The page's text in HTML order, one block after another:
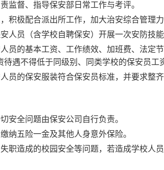
监督、指导保安部日常工作与考评。
积极配合派出所工作，加大治安综合管理力
人员（含学校自聘保安）开展一次安防技能
员的基本工资、工作绩效、加班费、法定
待遇不得低于同级别、同类学校的保安员工
员的保安服装符合保安员标准，并要求整
安全问题由保安公司 自行负责。
纳五险一金及其他人身意外保险。
职造成的校园安全等问题，若造成学校人